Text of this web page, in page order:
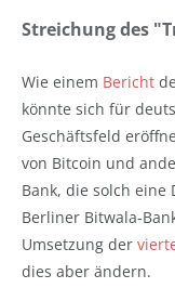
Streichung des
Wie einem Bericht
könnte sich für
Geschäftsfeld
von Bitcoin und
Bank, die solch
Berliner Bitwala-
Umsetzung der
dies aber ändern.